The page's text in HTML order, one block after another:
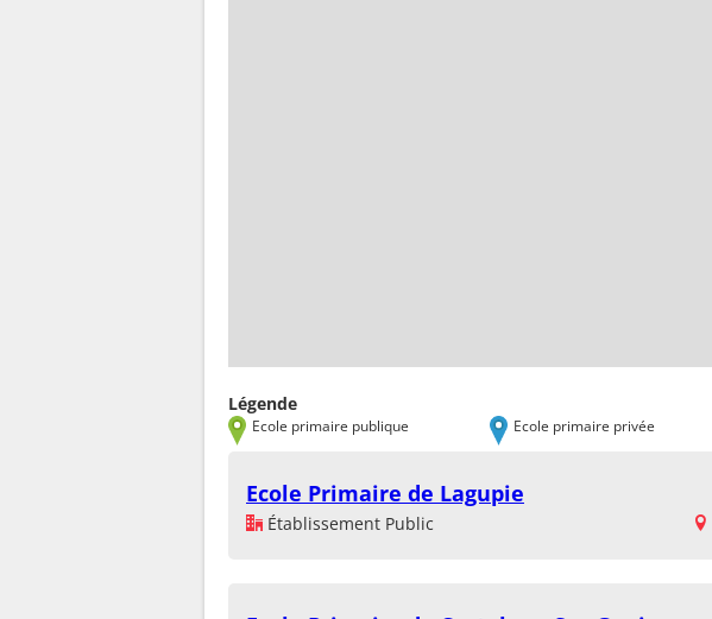
Légende
Ecole primaire publique Ecole primaire privée
Ecole Primaire de Lagupie
Établissement Public